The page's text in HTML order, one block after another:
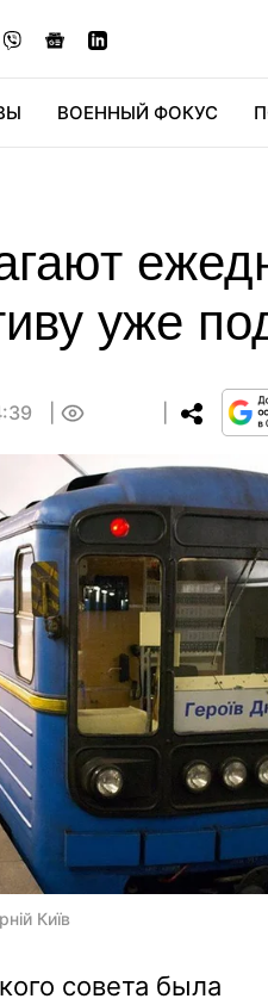
ВОЕННЫЙ ФОКУС
уже
Київ
совета была